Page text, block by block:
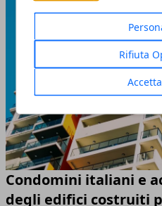
Rifiuta
Condomini italiani e
degli edifici costruiti